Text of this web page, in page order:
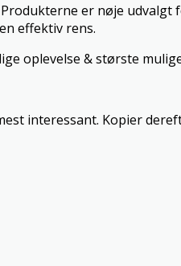
er nøje
effektiv rens.
oplevelse & største
interessant. Kopier